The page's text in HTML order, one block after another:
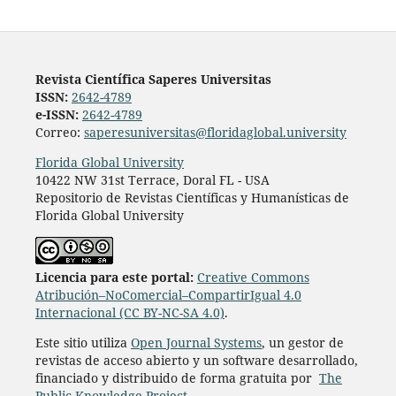
Revista Científica Saperes Universitas
ISSN: 2642-4789
e-ISSN: 2642-4789
Correo: saperesuniversitas@floridaglobal.university
Florida Global University
10422 NW 31st Terrace, Doral FL - USA
Repositorio de Revistas Científicas y Humanísticas de
Florida Global University
Licencia para este portal: Creative Commons
Atribución–NoComercial–CompartirIgual 4.0
Internacional (CC BY-NC-SA 4.0).
Este sitio utiliza Open Journal Systems, un gestor de
revistas de acceso abierto y un software desarrollado,
financiado y distribuido de forma gratuita por The